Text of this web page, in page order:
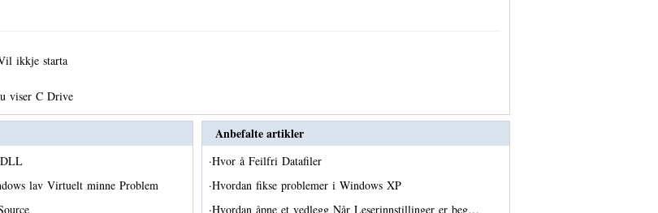
ikkje starta
viser C Drive
lav Virtuelt minne Problem
Anbefalte artikler
·Hvor å Feilfri Datafiler
·Hvordan fikse problemer i Windows XP
·Hvordan åpne et vedlegg Når Leserinnstillinger er beg…